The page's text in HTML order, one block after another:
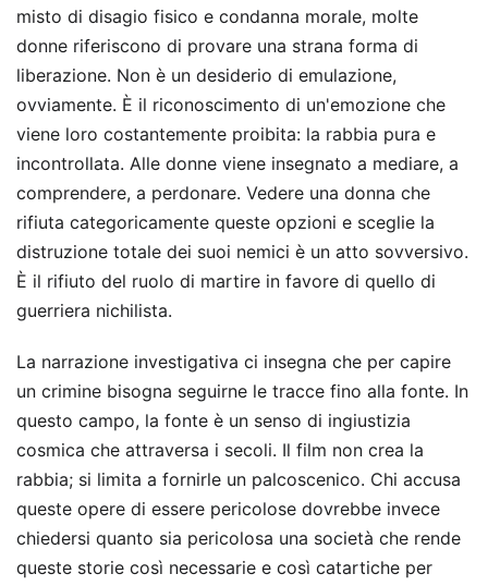
misto di disagio fisico e condanna morale, molte
donne riferiscono di provare una strana forma di
liberazione. Non è un desiderio di emulazione,
ovviamente. È il riconoscimento di un'emozione che
viene loro costantemente proibita: la rabbia pura e
incontrollata. Alle donne viene insegnato a mediare, a
comprendere, a perdonare. Vedere una donna che
rifiuta categoricamente queste opzioni e sceglie la
distruzione totale dei suoi nemici è un atto sovversivo.
È il rifiuto del ruolo di martire in favore di quello di
guerriera nichilista.
La narrazione investigativa ci insegna che per capire
un crimine bisogna seguirne le tracce fino alla fonte. In
questo campo, la fonte è un senso di ingiustizia
cosmica che attraversa i secoli. Il film non crea la
rabbia; si limita a fornirle un palcoscenico. Chi accusa
queste opere di essere pericolose dovrebbe invece
chiedersi quanto sia pericolosa una società che rende
queste storie così necessarie e così catartiche per